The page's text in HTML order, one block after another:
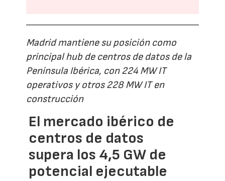
Madrid mantiene su posición como
principal hub de centros de datos de la
Península Ibérica, con 224 MW IT
operativos y otros 228 MW IT en
construcción
El mercado ibérico de
centros de datos
supera los 4,5 GW de
potencial ejecutable